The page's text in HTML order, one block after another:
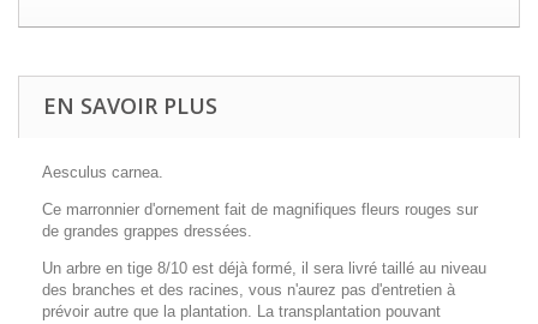
EN SAVOIR PLUS
Aesculus carnea.
Ce marronnier d'ornement fait de magnifiques fleurs rouges sur
de grandes grappes dressées.
Un arbre en tige 8/10 est déjà formé, il sera livré taillé au niveau
des branches et des racines, vous n'aurez pas d'entretien à
prévoir autre que la plantation. La transplantation pouvant